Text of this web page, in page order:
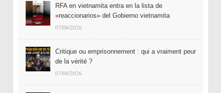
RFA en vietnamita entra en la lista de
«reaccionarios» del Gobierno vietnamita
07/08/2026
Critique ou emprisonnement : qui a vraiment peur
de la vérité ?
07/08/2026